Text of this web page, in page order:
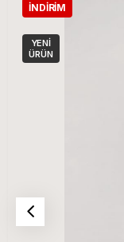
İNDIRIM
YENI
ÜRÜN